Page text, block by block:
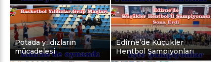
Potada yıldızların
mücadelesi
Edirne’de Küçükler
Hentbol Şampiyonları